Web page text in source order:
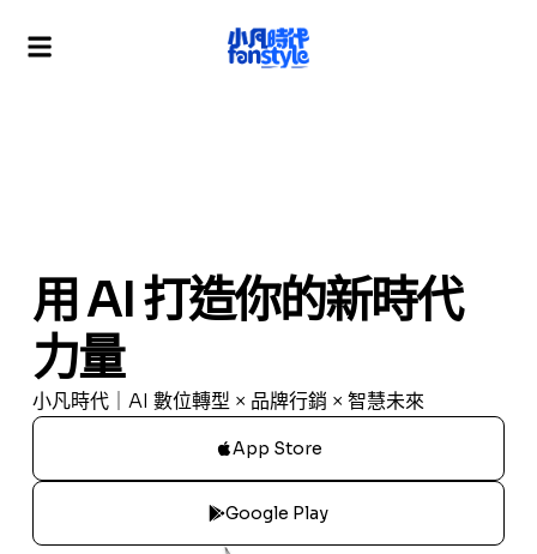
用 AI 打造你的新時代
力量
小凡時代｜AI 數位轉型 × 品牌行銷 × 智慧未來
App Store
Google Play